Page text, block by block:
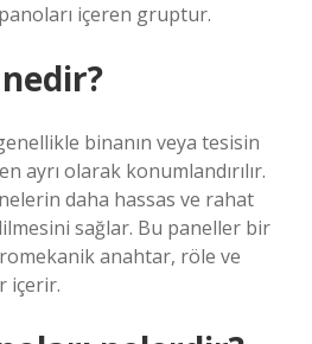
içeren gruptur.
binanın veya tesisin
ayrı olarak konumlandırılır.
daha hassas ve rahat
sağlar. Bu paneller bir
anahtar, röle ve
içerir.